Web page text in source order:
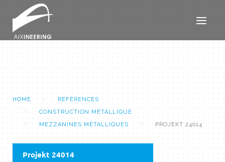
HOME
RÉFÉRENCES
CONSTRUCTION MÉTALLIQUE
MEZZANINES MÉTALLIQUES
PROJEKT 24014
Projekt 24014